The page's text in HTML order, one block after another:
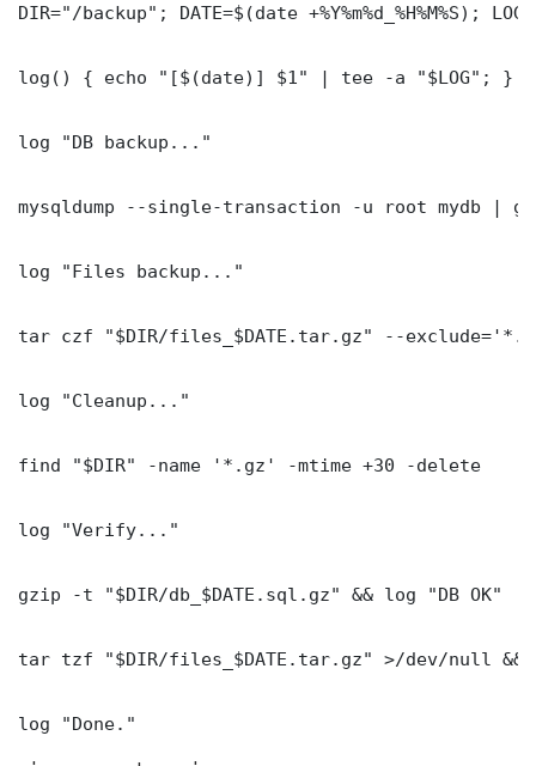
DIR="/backup"; DATE=$(date +%Y%m%d_%H%M%S);
log() { echo "[$(date)] $1" | tee -a "$LOG"; }
log "DB backup..."
mysqldump --single-transaction -u root mydb |
log "Files backup..."
tar czf "$DIR/files_$DATE.tar.gz" --
log "Cleanup..."
find "$DIR" -name '*.gz' -mtime +30 -delete
log "Verify..."
gzip -t "$DIR/db_$DATE.sql.gz" && log "DB OK"
tar tzf "$DIR/files_$DATE.tar.gz" >/dev/null &&
log "Done."